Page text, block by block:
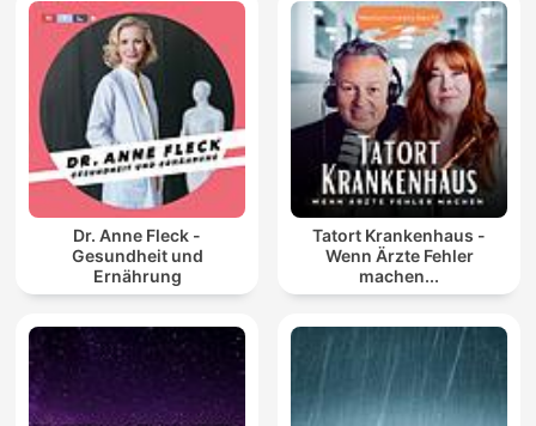
Dr. Anne Fleck -
Gesundheit und
Ernährung
Tatort Krankenhaus -
Wenn Ärzte Fehler
machen...